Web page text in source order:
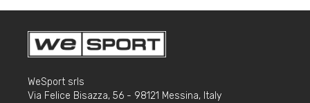
WeSport srls
Via Felice Bisazza, 56 - 98121 Messina, Italy